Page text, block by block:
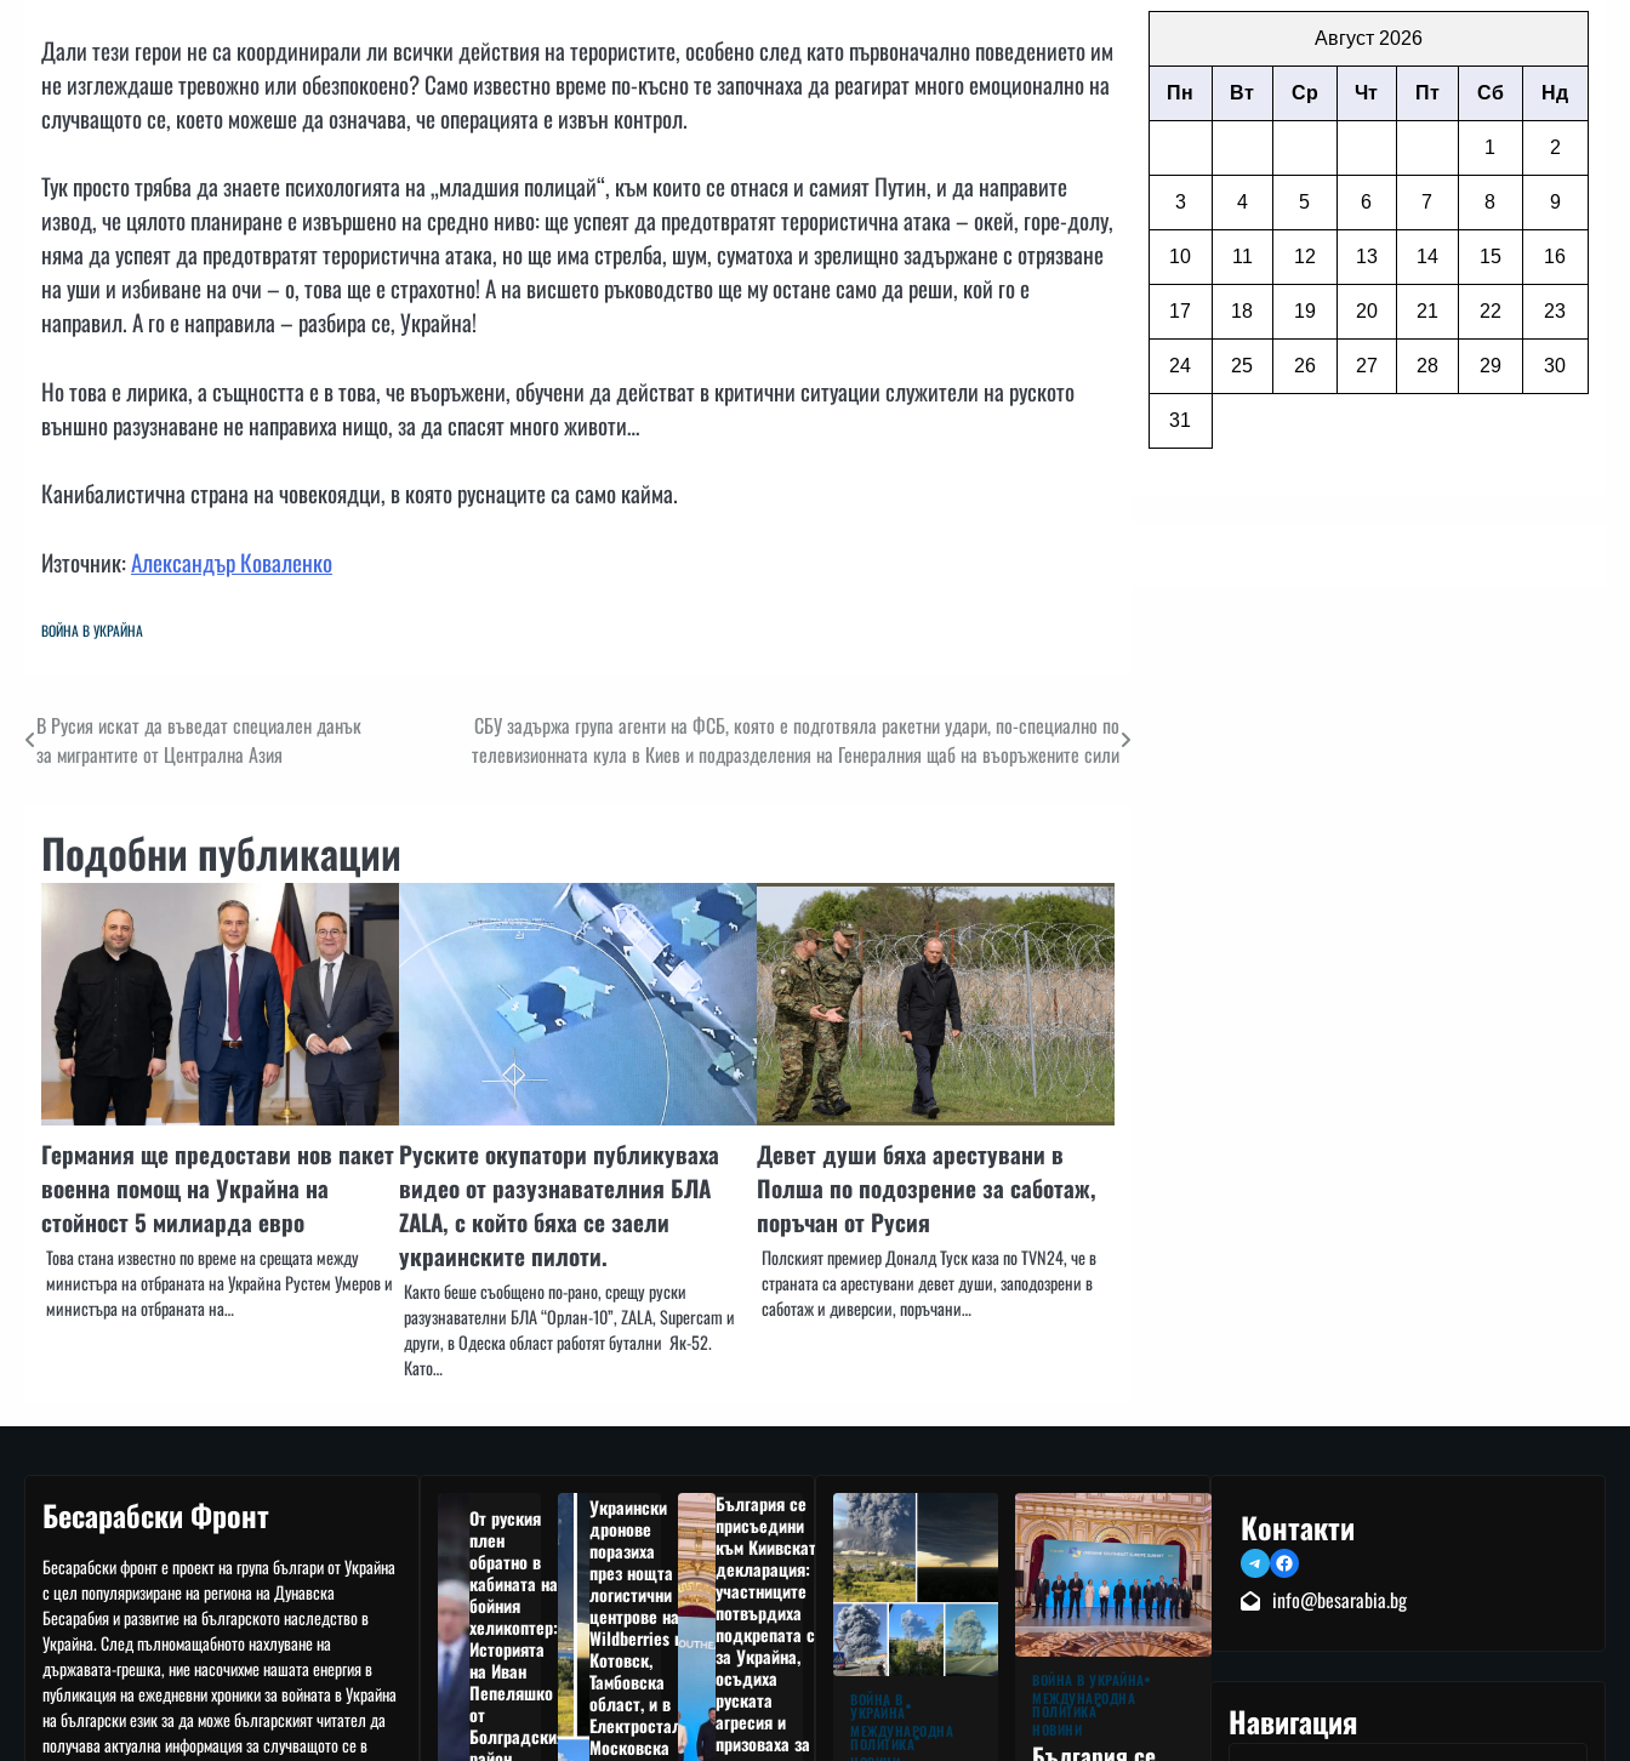
Дали тези герои не са координирали ли всички действия на терористите, особено след като първоначално поведението им
не изглеждаше тревожно или обезпокоено? Само известно време по-късно те започнаха да реагират много емоционално на
случващото се, което можеше да означава, че операцията е извън контрол.
Тук просто трябва да знаете психологията на „младшия полицай“, към които се отнася и самият Путин, и да направите
извод, че цялото планиране е извършено на средно ниво: ще успеят да предотвратят терористична атака – окей, горе-долу,
няма да успеят да предотвратят терористична атака, но ще има стрелба, шум, суматоха и зрелищно задържане с отрязване
на уши и избиване на очи – о, това ще е страхотно! А на висшето ръководство ще му остане само да реши, кой го е
направил. А го е направила – разбира се, Украйна!
Но това е лирика, а същността е в това, че въоръжени, обучени да действат в критични ситуации служители на руското
външно разузнаване не направиха нищо, за да спасят много животи…
Канибалистична страна на човекоядци, в която руснаците са само кайма.
Източник:Александър Коваленко
ВОЙНА В УКРАЙНА
Навигация
В Русия искат да въведат специален данък
за мигрантите от Централна Азия
СБУ задържа група агенти на ФСБ, която е подготвяла ракетни удари, по-специално по
телевизионната кула в Киев и подразделения на Генералния щаб на въоръжените сили
Подобни публикации
Германия ще предостави нов пакет
военна помощ на Украйна на
стойност 5 милиарда евро
Това стана известно по време на срещата между
министъра на отбраната на Украйна Рустем Умеров и
министъра на отбраната на…
Руските окупатори публикуваха
видео от разузнавателния БЛА
ZALA, с който бяха се заели
украинските пилоти.
Както беше съобщено по-рано, срещу руски
разузнавателни БЛА “Орлан-10”, ZALA, Supercam и
други, в Одеска област работят бутални Як-52.
Като…
Девет души бяха арестувани в
Полша по подозрение за саботаж,
поръчан от Русия
Полският премиер Доналд Туск каза по TVN24, че в
страната са арестувани девет души, заподозрени в
саботаж и диверсии, поръчани…
Август 2026
Пн Вт Ср Чт Пт Сб Нд
1 2
3 4 5 6 7 8 9
10 11 12 13 14 15 16
17 18 19 20 21 22 23
24 25 26 27 28 29 30
31
Бесарабски Фронт
Бесарабски фронт е проект на група българи от Украйна
с цел популяризиране на региона на Дунавска
Бесарабия и развитие на българското наследство в
Украйна. След пълномащабното нахлуване на
държавата-грешка, ние насочихме нашата енергия в
публикация на ежедневни хроники за войната в Украйна
на български език за да може българският читател да
получава актуална информация за случващото се в
От руския
плен
обратно в
кабината на
бойния
хеликоптер:
Историята
на Иван
Пепеляшко
от
Болградския
Украински
дронове
поразиха
през нощта
логистични
центрове на
Wildberries в
Котовск,
Тамбовска
област, и в
Електростал,
Московска
България се
присъедини
към Киивската
декларация:
участниците
потвърдиха
подкрепата си
за Украйна,
осъдиха
руската
агресия и
призоваха за
ВОЙНА В
УКРАЙНА
МЕЖДУНАРОДНА
ПОЛИТИКА
ВОЙНА В УКРАЙНА
МЕЖДУНАРОДНА
ПОЛИТИКА
НОВИНИ
Контакти
TelegramFacebook
info@besarabia.bg
Навигация